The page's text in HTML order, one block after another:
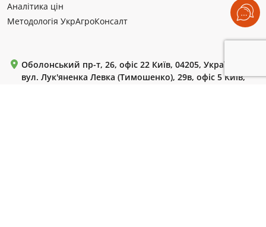
Аналітика цін
Методологія УкрАгроКонсалт
Оболонський пр-т, 26, офіс 22 Київ, 04205, Україна
вул. Лук'яненка Левка (Тимошенко), 29в, офіс 5 Київ,